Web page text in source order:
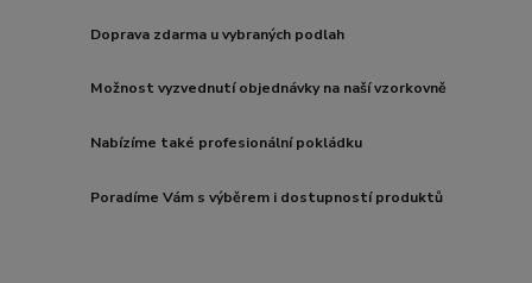
Doprava zdarma u vybraných podlah
Možnost vyzvednutí objednávky na naší vzorkovně
Nabízíme také profesionální pokládku
Poradíme Vám s výběrem i dostupností produktů